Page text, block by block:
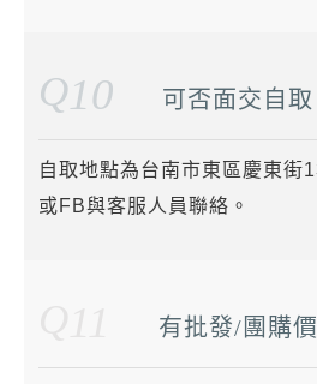
Q10 可否面交自取
自取地點為台南市東區慶東街
或FB與客服人員聯絡。
有批發/團購